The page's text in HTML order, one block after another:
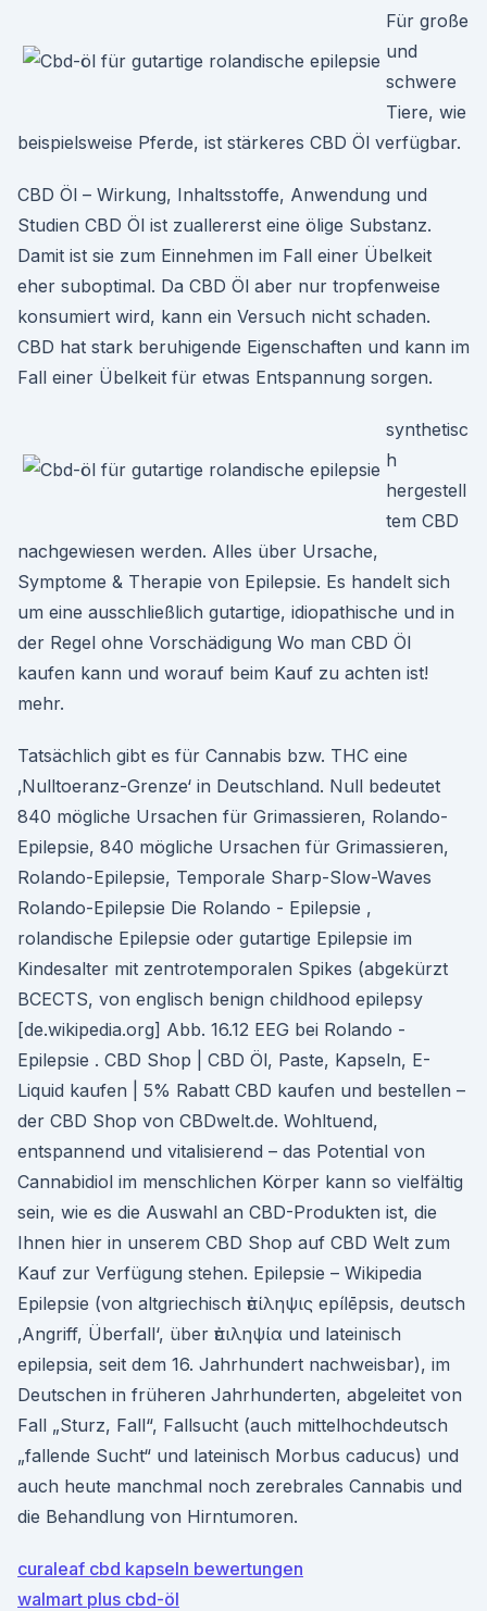
Für große
und
schwere
Tiere, wie
beispielsweise Pferde, ist stärkeres CBD Öl verfügbar.
CBD Öl – Wirkung, Inhaltsstoffe, Anwendung und
Studien CBD Öl ist zuallererst eine ölige Substanz.
Damit ist sie zum Einnehmen im Fall einer Übelkeit
eher suboptimal. Da CBD Öl aber nur tropfenweise
konsumiert wird, kann ein Versuch nicht schaden.
CBD hat stark beruhigende Eigenschaften und kann im
Fall einer Übelkeit für etwas Entspannung sorgen.
synthetisc
h
hergestell
tem CBD
nachgewiesen werden. Alles über Ursache,
Symptome & Therapie von Epilepsie. Es handelt sich
um eine ausschließlich gutartige, idiopathische und in
der Regel ohne Vorschädigung Wo man CBD Öl
kaufen kann und worauf beim Kauf zu achten ist!
mehr.
Tatsächlich gibt es für Cannabis bzw. THC eine
‚Nulltoeranz-Grenze‘ in Deutschland. Null bedeutet
840 mögliche Ursachen für Grimassieren, Rolando-
Epilepsie, 840 mögliche Ursachen für Grimassieren,
Rolando-Epilepsie, Temporale Sharp-Slow-Waves
Rolando-Epilepsie Die Rolando - Epilepsie ,
rolandische Epilepsie oder gutartige Epilepsie im
Kindesalter mit zentrotemporalen Spikes (abgekürzt
BCECTS, von englisch benign childhood epilepsy
[de.wikipedia.org] Abb. 16.12 EEG bei Rolando -
Epilepsie . CBD Shop | CBD Öl, Paste, Kapseln, E-
Liquid kaufen | 5% Rabatt CBD kaufen und bestellen –
der CBD Shop von CBDwelt.de. Wohltuend,
entspannend und vitalisierend – das Potential von
Cannabidiol im menschlichen Körper kann so vielfältig
sein, wie es die Auswahl an CBD-Produkten ist, die
Ihnen hier in unserem CBD Shop auf CBD Welt zum
Kauf zur Verfügung stehen. Epilepsie – Wikipedia
Epilepsie (von altgriechisch ἐπίληψις epílēpsis, deutsch
‚Angriff, Überfall‘, über ἐπιληψία und lateinisch
epilepsia, seit dem 16. Jahrhundert nachweisbar), im
Deutschen in früheren Jahrhunderten, abgeleitet von
Fall „Sturz, Fall“, Fallsucht (auch mittelhochdeutsch
„fallende Sucht“ und lateinisch Morbus caducus) und
auch heute manchmal noch zerebrales Cannabis und
die Behandlung von Hirntumoren.
curaleaf cbd kapseln bewertungen
walmart plus cbd-öl